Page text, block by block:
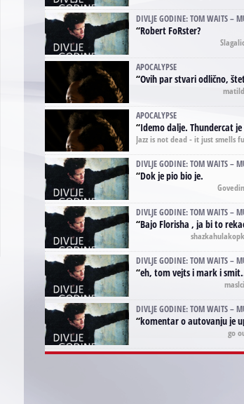
DIVLJE GODINE: TOM WAITS –
“Robert FoRster?
APOCALYPSE
“Ovih par stvari odlično, šteta što je leto pri kraju, a kaput koji te vervoatno podseća na
APOCALYPSE
“Idemo dalje. Thundercat je car
Jazz is not dead - it just smells
DIVLJE GODINE: TOM WAITS –
“Dok je pio bio je.
DIVLJE GODINE: TOM WAITS –
“Bajo Florisha , ja bi to rekao obrnuto: Beefheart je za Waitsa, isto
DIVLJE GODINE: TOM WAITS –
“eh, tom vejts i mark i smit... ljudi koji bi muzici više doprineli da su
DIVLJE GODINE: TOM WAITS –
“komentar o autovanju je upućen Aci, i odnosi se na ono drugo
go